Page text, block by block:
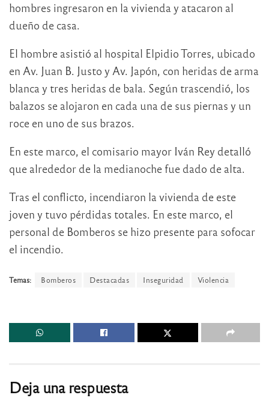
hombres ingresaron en la vivienda y atacaron al
dueño de casa.
El hombre asistió al hospital Elpidio Torres, ubicado
en Av. Juan B. Justo y Av. Japón, con heridas de arma
blanca y tres heridas de bala. Según trascendió, los
balazos se alojaron en cada una de sus piernas y un
roce en uno de sus brazos.
En este marco, el comisario mayor Iván Rey detalló
que alrededor de la medianoche fue dado de alta.
Tras el conflicto, incendiaron la vivienda de este
joven y tuvo pérdidas totales. En este marco, el
personal de Bomberos se hizo presente para sofocar
el incendio.
Temas: Bomberos Destacadas Inseguridad Violencia
Deja una respuesta